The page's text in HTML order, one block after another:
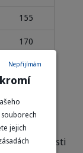
155
170
185
215
lišit v závislosti
jejich
Nepřijímám